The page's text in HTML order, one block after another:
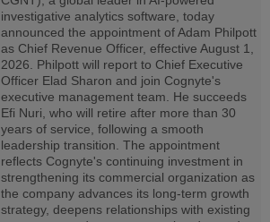
investigative analytics software, today
announced the appointment of Adam Philpott
as Chief Revenue Officer, effective August 1,
2026. Philpott will report to Chief Executive
Officer Elad Sharon and join Cognyte's
executive management team. He succeeds
Efi Nuri, who will retire after more than 30
years of service, following a smooth
leadership transition. The appointment
reflects Cognyte's continuing investment in
strengthening its commercial organization as
the company advances its long-term growth
strategy, deepens relationships with existing